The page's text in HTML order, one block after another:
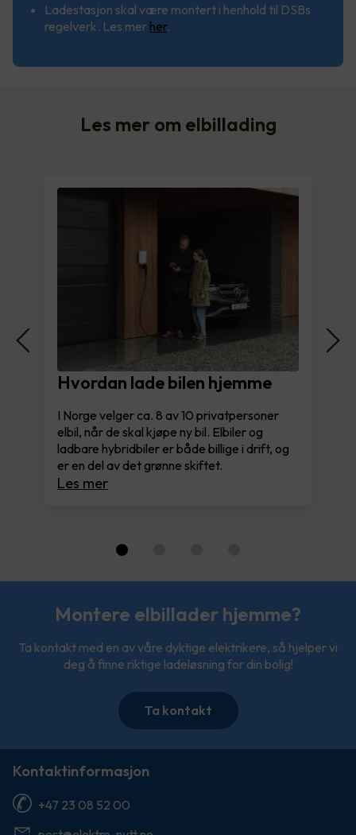
Ladestasjon skal være montert i henhold til DSBs
regelverk. Les mer her.
Les mer om elbillading
Hvordan lade bilen hjemme
I Norge velger ca. 8 av 10 privatpersoner
elbil, når de skal kjøpe ny bil. Elbiler og
ladbare hybridbiler er både billige i drift, og
er en del av det grønne skiftet.
Les mer
Montere elbillader hjemme?
Ta kontakt med en av våre dyktige elektrikere, så hjelper vi
deg å finne riktige ladeløsning for din bolig!
Ta kontakt
Kontaktinformasjon
+47 23 08 52 00